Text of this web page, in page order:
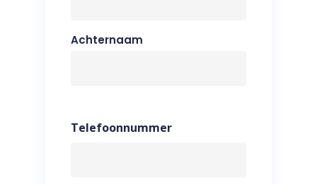
Achternaam
Telefoonnummer